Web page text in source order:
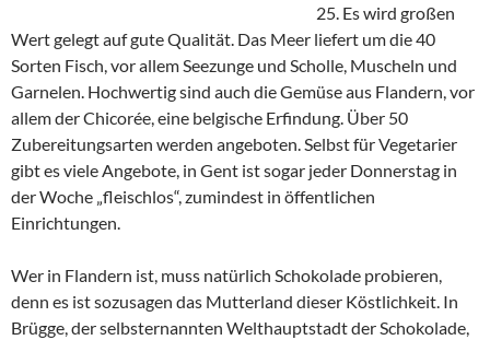
25. Es wird großen
Wert gelegt auf gute Qualität. Das Meer liefert um die 40
Sorten Fisch, vor allem Seezunge und Scholle, Muscheln und
Garnelen. Hochwertig sind auch die Gemüse aus Flandern, vor
allem der Chicorée, eine belgische Erfindung. Über 50
Zubereitungsarten werden angeboten. Selbst für Vegetarier
gibt es viele Angebote, in Gent ist sogar jeder Donnerstag in
der Woche „fleischlos“, zumindest in öffentlichen
Einrichtungen.
Wer in Flandern ist, muss natürlich Schokolade probieren,
denn es ist sozusagen das Mutterland dieser Köstlichkeit. In
Brügge, der selbsternannten Welthauptstadt der Schokolade,